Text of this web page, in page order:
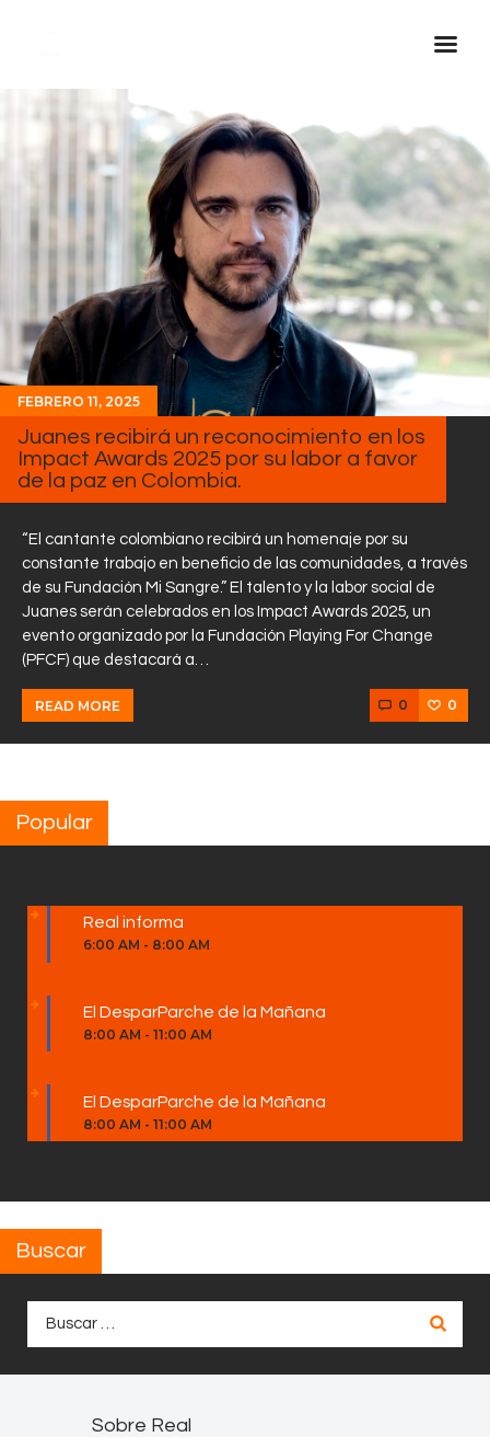
Inicio Real FM
Streaming
En Vivo
Descarga La APP
Programas
Noticias
Equipo
Sobre Nosotros
Contactos
FEBRERO 11, 2025
Juanes recibirá un reconocimiento en los
Impact Awards 2025 por su labor a favor
de la paz en Colombia.
“El cantante colombiano recibirá un homenaje por su
constante trabajo en beneficio de las comunidades, a través
de su Fundación Mi Sangre.” El talento y la labor social de
Juanes serán celebrados en los Impact Awards 2025, un
evento organizado por la Fundación Playing For Change
(PFCF) que destacará a…
READ MORE 0 0
Popular
Real informa
6:00 AM - 8:00 AM
El DesparParche de la Mañana
8:00 AM - 11:00 AM
El DesparParche de la Mañana
8:00 AM - 11:00 AM
Buscar
Sobre Real